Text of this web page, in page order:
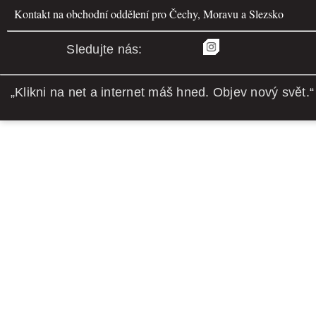
Kontakt na obchodní oddělení pro Čechy, Moravu a Slezsko
Sledujte nás:
„Klikni na net a internet máš hned. Objev nový svět.“